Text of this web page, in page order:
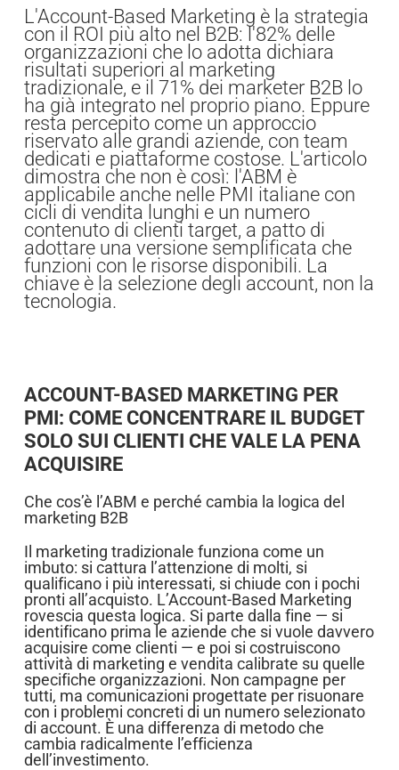
L'Account-Based Marketing è la strategia
con il ROI più alto nel B2B: l'82% delle
organizzazioni che lo adotta dichiara
risultati superiori al marketing
tradizionale, e il 71% dei marketer B2B lo
ha già integrato nel proprio piano. Eppure
resta percepito come un approccio
riservato alle grandi aziende, con team
dedicati e piattaforme costose. L'articolo
dimostra che non è così: l'ABM è
applicabile anche nelle PMI italiane con
cicli di vendita lunghi e un numero
contenuto di clienti target, a patto di
adottare una versione semplificata che
funzioni con le risorse disponibili. La
chiave è la selezione degli account, non la
tecnologia.
ACCOUNT-BASED MARKETING PER
PMI: COME CONCENTRARE IL BUDGET
SOLO SUI CLIENTI CHE VALE LA PENA
ACQUISIRE
Che cos’è l’ABM e perché cambia la logica del
marketing B2B
Il marketing tradizionale funziona come un
imbuto: si cattura l’attenzione di molti, si
qualificano i più interessati, si chiude con i pochi
pronti all’acquisto. L’Account-Based Marketing
rovescia questa logica. Si parte dalla fine — si
identificano prima le aziende che si vuole davvero
acquisire come clienti — e poi si costruiscono
attività di marketing e vendita calibrate su quelle
specifiche organizzazioni. Non campagne per
tutti, ma comunicazioni progettate per risuonare
con i problemi concreti di un numero selezionato
di account. È una differenza di metodo che
cambia radicalmente l’efficienza
dell’investimento.